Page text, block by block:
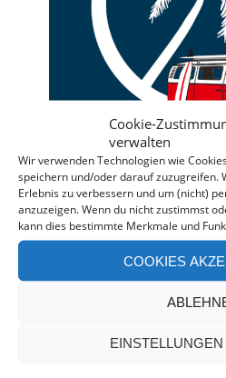
Cookie-
verwalten
Wir verwenden Technologien wie
speichern und/oder darauf zuzugreifen.
Erlebnis zu verbessern und um (nicht)
anzuzeigen. Wenn du nicht zustimmst
kann dies bestimmte Merkmale und
COOKIES
Deine individuelle Beratung
in Deutschland und Europa.
Bei einer Anfrage über
Rabatt! *
Offenlegung: Die Anfrage bei